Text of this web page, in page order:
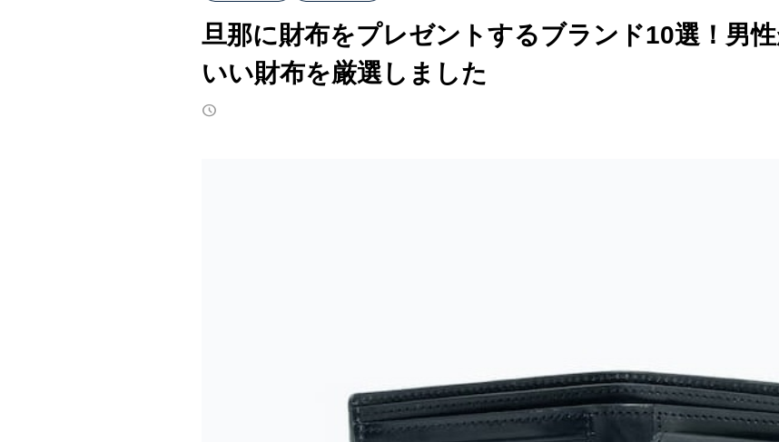
旦那に財布をプレゼントするブランド10選！男
いい財布を厳選しました